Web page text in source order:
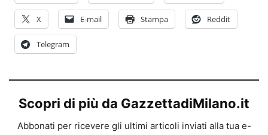
X E-mail Stampa Reddit
Telegram
Scopri di più da GazzettadiMilano.it
Abbonati per ricevere gli ultimi articoli inviati alla tua e-